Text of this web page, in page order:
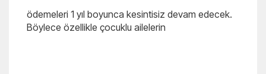
ödemeleri 1 yıl boyunca kesintisiz devam edecek.
Böylece özellikle çocuklu ailelerin